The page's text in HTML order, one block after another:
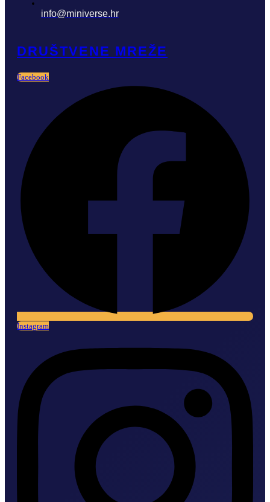
info@miniverse.hr
DRUŠTVENE MREŽE
Facebook
Instagram